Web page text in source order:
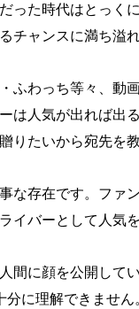
った時代はとっく
チャンスに満ち溢
ふわっち等々、動
は人気が出れば出
りたいから宛先を
な存在です。ファ
イバーとして人気
間に顔を公開して
に理解できません